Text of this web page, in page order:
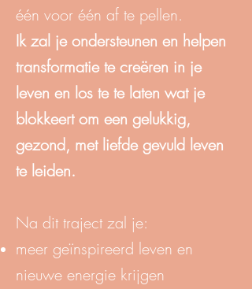
één voor één af te pellen.
Ik zal je ondersteunen en helpen
transformatie te creëren in je
leven en los te te laten wat je
blokkeert om een gelukkig,
gezond, met liefde gevuld leven
te leiden.
Na dit traject zal je:​
meer geïnspireerd leven en
nieuwe energie krijgen